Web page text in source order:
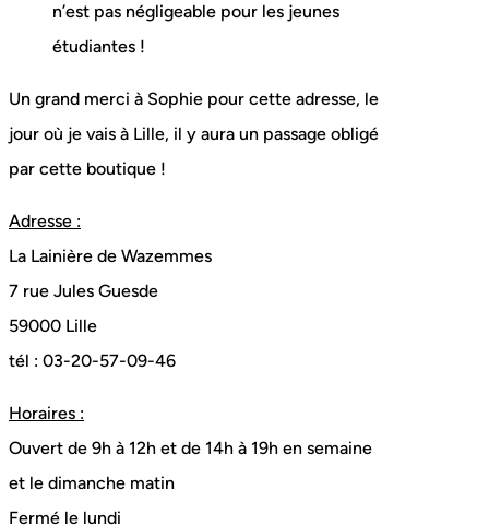
n’est pas négligeable pour les jeunes
étudiantes !
Un grand merci à Sophie pour cette adresse, le
jour où je vais à Lille, il y aura un passage obligé
par cette boutique !
Adresse :
La Lainière de Wazemmes
7 rue Jules Guesde
59000 Lille
tél : 03-20-57-09-46
Horaires :
Ouvert de 9h à 12h et de 14h à 19h en semaine
et le dimanche matin
Fermé le lundi